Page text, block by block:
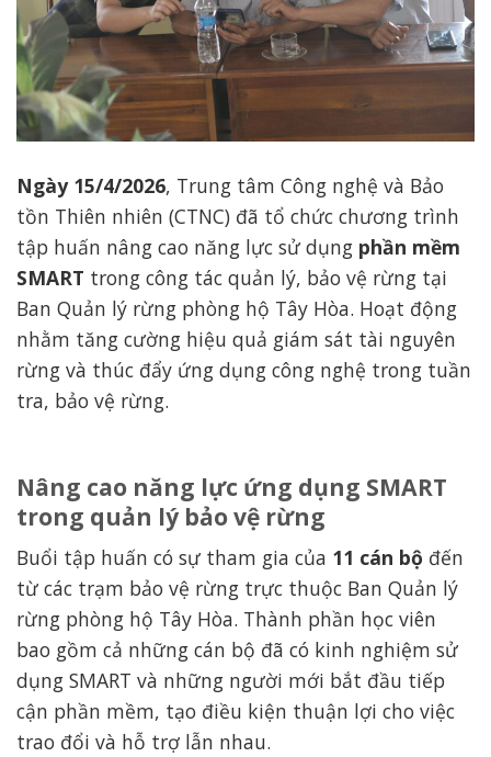
Ngày 15/4/2026, Trung tâm Công nghệ và Bảo
tồn Thiên nhiên (CTNC) đã tổ chức chương trình
tập huấn nâng cao năng lực sử dụng phần mềm
SMART trong công tác quản lý, bảo vệ rừng tại
Ban Quản lý rừng phòng hộ Tây Hòa. Hoạt động
nhằm tăng cường hiệu quả giám sát tài nguyên
rừng và thúc đẩy ứng dụng công nghệ trong tuần
tra, bảo vệ rừng.
Chương trình tập huấn SMART tại Ban Quản lý Rừng phòng
hộ Tây Hòa do CTNC tổ chức
Nâng cao năng lực ứng dụng SMART
trong quản lý bảo vệ rừng
Buổi tập huấn có sự tham gia của 11 cán bộ đến
từ các trạm bảo vệ rừng trực thuộc Ban Quản lý
rừng phòng hộ Tây Hòa. Thành phần học viên
bao gồm cả những cán bộ đã có kinh nghiệm sử
dụng SMART và những người mới bắt đầu tiếp
cận phần mềm, tạo điều kiện thuận lợi cho việc
trao đổi và hỗ trợ lẫn nhau.